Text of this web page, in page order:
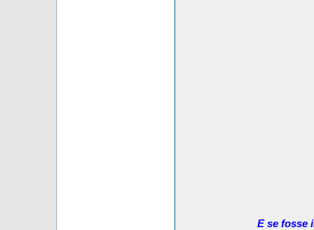
E se fosse